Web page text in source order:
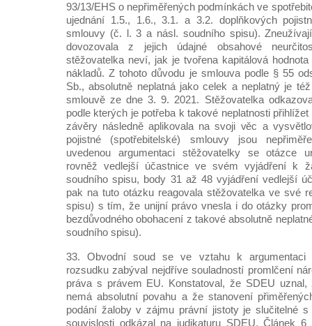
93/13/EHS o nepřiměřených podmínkách ve
ujednání 1.5., 1.6., 3.1. a 3.2. doplňkových
smlouvy (č. l. 3 a násl. soudního spisu).
dovozovala z jejich údajné obsahové
stěžovatelka neví, jak je tvořena kapitálová
nákladů. Z tohoto důvodu je smlouva podle § 55
Sb., absolutně neplatná jako celek a neplatný je
smlouvě ze dne 3. 9. 2021. Stěžovatelka
podle kterých je potřeba k takové neplatnosti
závěry následně aplikovala na svoji věc a
pojistné (spotřebitelské) smlouvy jsou
uvedenou argumentaci stěžovatelky se otázce
rovněž vedlejší účastnice ve svém vyjádření k
soudního spisu, body 31 až 48 vyjádření vedlejší
pak na tuto otázku reagovala stěžovatelka ve své
spisu) s tím, že unijní právo vnesla i do otázky
bezdůvodného obohacení z takové absolutně
soudního spisu).
33. Obvodní soud se ve vztahu k argumentaci
rozsudku zabýval nejdříve souladností promlčení
práva s právem EU. Konstatoval, že SDEU uznal,
nemá absolutní povahu a že stanovení
podání žaloby v zájmu právní jistoty je slučitelné
souvislosti odkázal na judikaturu SDEU. Článek